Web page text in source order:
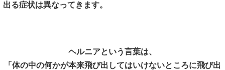
出る症状は異なってきます。
ヘルニアという言葉は、
「体の中の何かが本来飛び出してはいけないところに飛び出